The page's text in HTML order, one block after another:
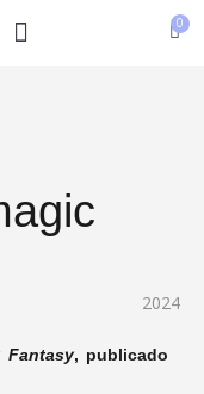
2024
Fantasy, publicado